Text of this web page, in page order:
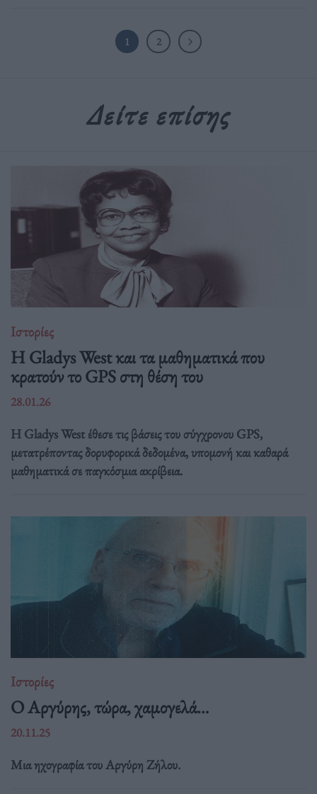
1 2
Δείτε επίσης
Ιστορίες
Η Gladys West και τα μαθηματικά που
κρατούν το GPS στη θέση του
28.01.26
Η Gladys West έθεσε τις βάσεις του σύγχρονου GPS,
μετατρέποντας δορυφορικά δεδομένα, υπομονή και καθαρά
μαθηματικά σε παγκόσμια ακρίβεια.
Ιστορίες
Ο Αργύρης, τώρα, χαμογελά…
20.11.25
Μια ηχογραφία του Αργύρη Ζήλου.